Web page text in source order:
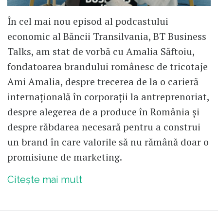
În cel mai nou episod al podcastului
economic al Băncii Transilvania, BT Business
Talks, am stat de vorbă cu Amalia Săftoiu,
fondatoarea brandului românesc de tricotaje
Ami Amalia, despre trecerea de la o carieră
internațională în corporații la antreprenoriat,
despre alegerea de a produce în România și
despre răbdarea necesară pentru a construi
un brand în care valorile să nu rămână doar o
promisiune de marketing.
Citește mai mult